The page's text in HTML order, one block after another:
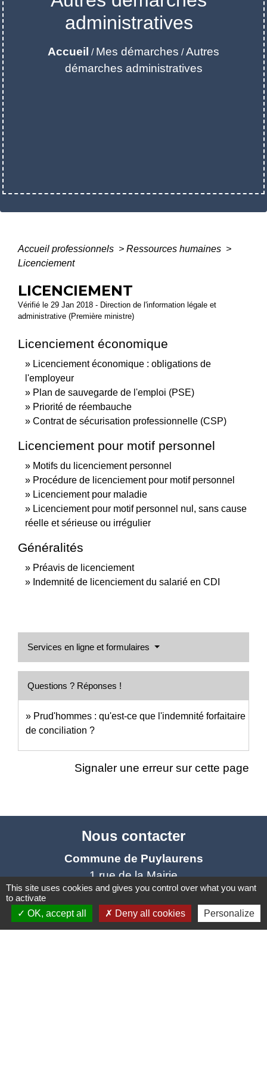
administratives
Accueil / Mes démarches /Autres
démarches administratives
Accueil professionnels > Ressources humaines >
Licenciement
LICENCIEMENT
Vérifié le 29 Jan 2018 - Direction de l'information légale et
administrative (Première ministre)
Licenciement économique
Licenciement économique : obligations de
l'employeur
Plan de sauvegarde de l'emploi (PSE)
Priorité de réembauche
Contrat de sécurisation professionnelle (CSP)
Licenciement pour motif personnel
Motifs du licenciement personnel
Procédure de licenciement pour motif personnel
Licenciement pour maladie
Licenciement pour motif personnel nul, sans cause
réelle et sérieuse ou irrégulier
Généralités
Préavis de licenciement
Indemnité de licenciement du salarié en CDI
Services en ligne et formulaires
Questions ? Réponses !
Prud'hommes : qu'est-ce que l'indemnité forfaitaire
de conciliation ?
Signaler une erreur sur cette page
Nous contacter
Commune de Puylaurens
1 rue de la Mairie
81700 Puylaurens - FRANCE
+33 5 63 75 00 18
Contact par formulaire
This site uses cookies and gives you control over what you want
to activate
OK, accept all
Deny all cookies Personalize